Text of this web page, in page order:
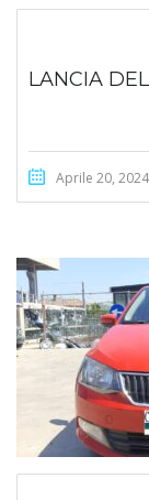
LANCIA
Aprile 20, 2024